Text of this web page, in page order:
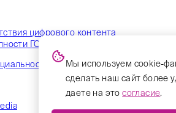
цифрового контента
ГОСТ
Мы используем cookie-
сделать наш сайт более
даете на этосогласие.